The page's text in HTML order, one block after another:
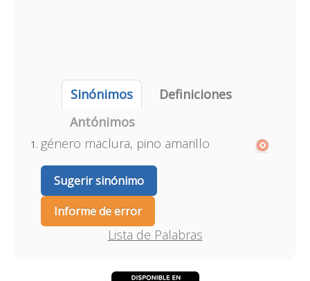
Sinónimos
Definiciones
Antónimos
género maclura, pino amarillo
Sugerir sinónimo
Informe de error
Lista de Palabras